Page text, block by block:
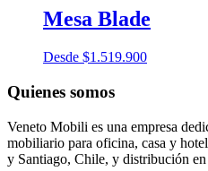
Mesa Blade
Desde $1.519.900
Quienes somos
Veneto Mobili es una empresa
mobiliario para oficina, casa y
y Santiago, Chile, y distribución